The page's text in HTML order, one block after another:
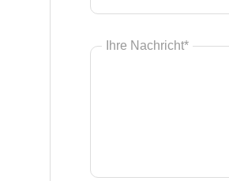
Ihre Nachricht*